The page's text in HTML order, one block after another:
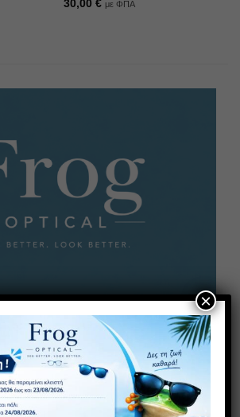
30,00€ με ΦΠΑ
απορία; Καλέστε μας!
211 118 1554
08:00 - 16:00
×